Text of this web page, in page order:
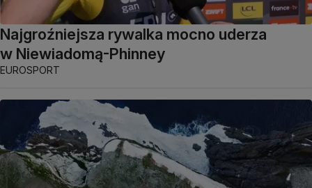
Najgroźniejsza rywalka mocno uderza
w Niewiadomą-Phinney
EUROSPORT